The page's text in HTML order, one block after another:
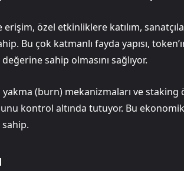
özel etkinliklere katılım,
Bu çok katmanlı fayda yapısı,
sahip olmasını sağlıyor.
(burn) mekanizmaları ve staking
kontrol altında tutuyor. Bu